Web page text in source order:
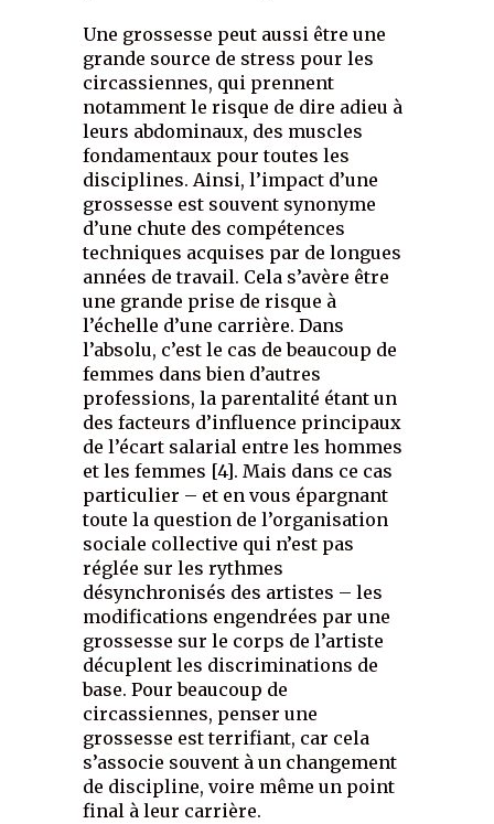
Une grossesse peut aussi être une
grande source de stress pour les
circassiennes, qui prennent
notamment le risque de dire adieu à
leurs abdominaux, des muscles
fondamentaux pour toutes les
disciplines. Ainsi, l’impact d’une
grossesse est souvent synonyme
d’une chute des compétences
techniques acquises par de longues
années de travail. Cela s’avère être
une grande prise de risque à
l’échelle d’une carrière. Dans
l’absolu, c’est le cas de beaucoup de
femmes dans bien d’autres
professions, la parentalité étant un
des facteurs d’influence principaux
de l’écart salarial entre les hommes
et les femmes [4]. Mais dans ce cas
particulier – et en vous épargnant
toute la question de l’organisation
sociale collective qui n’est pas
réglée sur les rythmes
désynchronisés des artistes – les
modifications engendrées par une
grossesse sur le corps de l’artiste
décuplent les discriminations de
base. Pour beaucoup de
circassiennes, penser une
grossesse est terrifiant, car cela
s’associe souvent à un changement
de discipline, voire même un point
final à leur carrière.